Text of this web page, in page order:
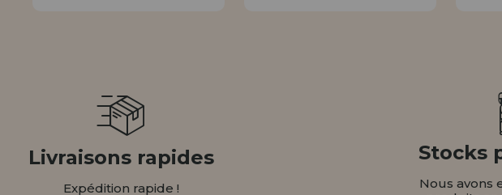
Livraisons rapides
Expédition rapide !
Stocks
Nous avons